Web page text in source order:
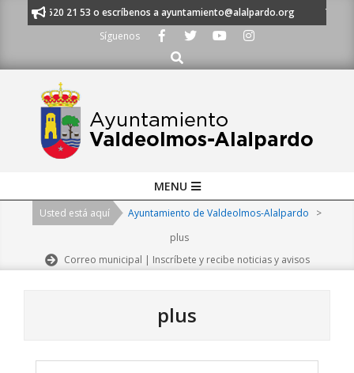
al 91 620 21 53 o escríbenos a ayuntamiento@alalpardo.org
TE
Síguenos
Buscar
Navigation
MENU
Usted está aquí Ayuntamiento de Valdeolmos-Alalpardo
>
plus
Correo municipal | Inscríbete y recibe noticias y avisos
plus